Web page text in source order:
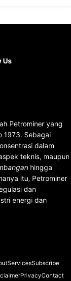
Us
Petrominer yang
1973. Sebagai
dalam
teknis, maupun
hingga
itu, Petrominer
dan
energi dan
ServicesSubscribe
PrivacyContact